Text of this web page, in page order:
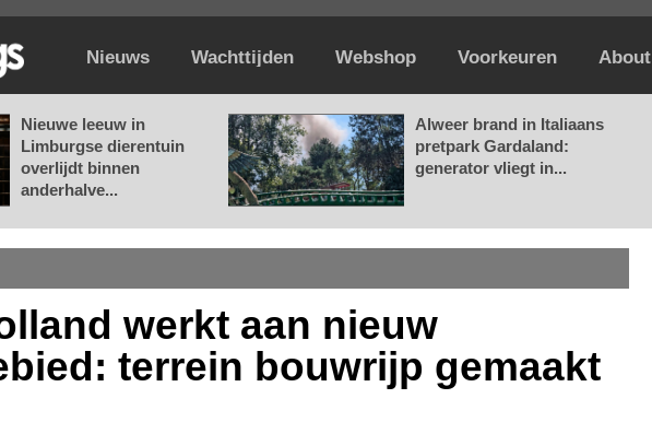
Nieuws Wachttijden Webshop Voorkeuren About
Nieuwe leeuw in
Limburgse dierentuin
overlijdt binnen
anderhalve...
Alweer brand in Italiaans
pretpark Gardaland:
generator vliegt in...
werkt aan nieuw
terrein bouwrijp gemaakt